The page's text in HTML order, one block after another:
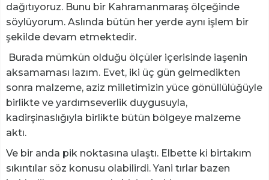
dağıtıyoruz. Bunu bir Kahramanmaraş ölçeğinde
söylüyorum. Aslında bütün her yerde aynı işlem bir
şekilde devam etmektedir.
Burada mümkün olduğu ölçüler içerisinde iaşenin
aksamaması lazım. Evet, iki üç gün gelmedikten
sonra malzeme, aziz milletimizin yüce gönüllülüğüyle
birlikte ve yardımseverlik duygusuyla,
kadirşinaslığıyla birlikte bütün bölgeye malzeme
aktı.
Ve bir anda pik noktasına ulaştı. Elbette ki birtakım
sıkıntılar söz konusu olabilirdi. Yani tırlar bazen